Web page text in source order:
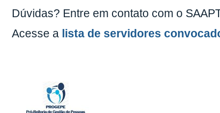
Dúvidas? Entre em contato com o
Acesse a lista de servidores